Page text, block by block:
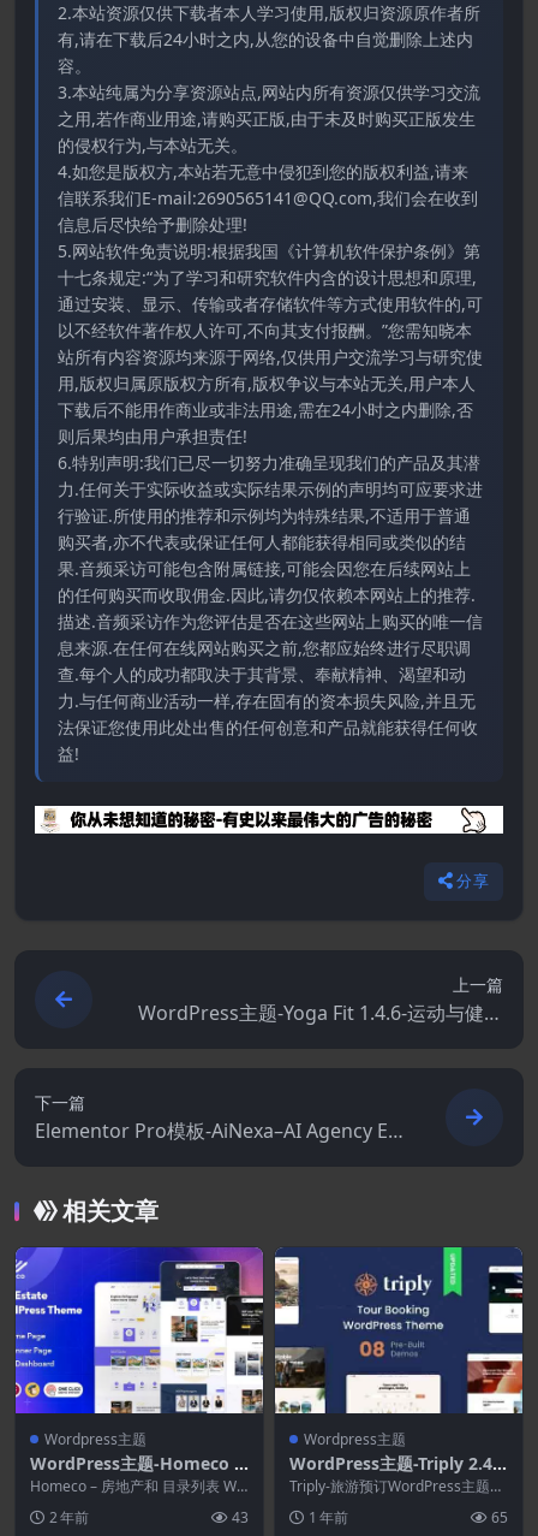
2.本站资源仅供下载者本人学习使用,版权归资源原作者所
有,请在下载后24小时之内,从您的设备中自觉删除上述内
容。
3.本站纯属为分享资源站点,网站内所有资源仅供学习交流
之用,若作商业用途,请购买正版,由于未及时购买正版发生
的侵权行为,与本站无关。
4.如您是版权方,本站若无意中侵犯到您的版权利益,请来
信联系我们E-mail:2690565141@QQ.com,我们会在收到
信息后尽快给予删除处理!
5.网站软件免责说明:根据我国《计算机软件保护条例》第
十七条规定:“为了学习和研究软件内含的设计思想和原理,
通过安装、显示、传输或者存储软件等方式使用软件的,可
以不经软件著作权人许可,不向其支付报酬。”您需知晓本
站所有内容资源均来源于网络,仅供用户交流学习与研究使
用,版权归属原版权方所有,版权争议与本站无关,用户本人
下载后不能用作商业或非法用途,需在24小时之内删除,否
则后果均由用户承担责任!
6.特别声明:我们已尽一切努力准确呈现我们的产品及其潜
力.任何关于实际收益或实际结果示例的声明均可应要求进
行验证.所使用的推荐和示例均为特殊结果,不适用于普通
购买者,亦不代表或保证任何人都能获得相同或类似的结
果.音频采访可能包含附属链接,可能会因您在后续网站上
的任何购买而收取佣金.因此,请勿仅依赖本网站上的推荐.
描述.音频采访作为您评估是否在这些网站上购买的唯一信
息来源.在任何在线网站购买之前,您都应始终进行尽职调
查.每个人的成功都取决于其背景、奉献精神、渴望和动
力.与任何商业活动一样,存在固有的资本损失风险,并且无
法保证您使用此处出售的任何创意和产品就能获得任何收
益!
分享
上一篇
WordPress主题-Yoga Fit 1.4.6-运动与健身
WordPress主题
下一篇
Elementor Pro模板-AiNexa–AI Agency Ele
mentor Pro模板套件
相关文章
Wordpress主题
WordPress主题-Homeco 2.
0.0–WordPress房地产主题
Homeco – 房地产和 目录列表 Wo
2 年前 43
Wordpress主题
WordPress主题-Triply 2.4.5
-旅游预订WordPress主题
Triply-旅游预订WordPress主题旨
页面...1 年前 65